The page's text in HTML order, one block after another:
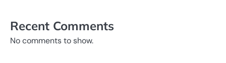
Recent Comments
No comments to show.